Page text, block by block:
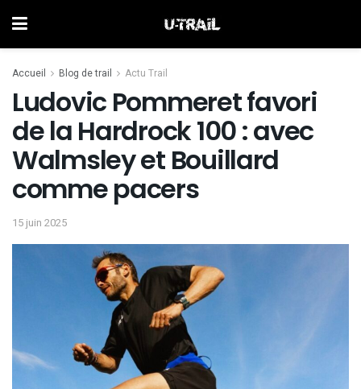
Accueil Blog de trail Actu Trail
Ludovic Pommeret favori
de la Hardrock 100 : avec
Walmsley et Bouillard
comme pacers
15 juin 2025